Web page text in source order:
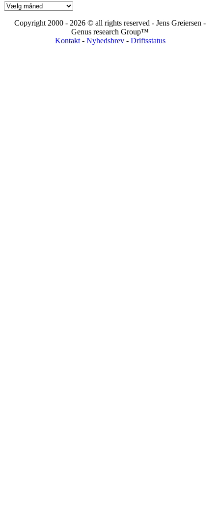
Copyright 2000 - 2026 © all rights reserved - Jens Greiersen -
Genus research Group™
Kontakt- Nyhedsbrev- Driftsstatus